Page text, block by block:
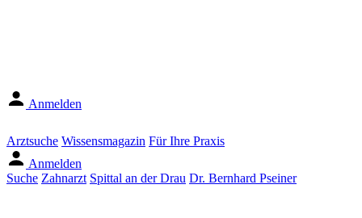
Anmelden
Arztsuche Wissensmagazin Für Ihre Praxis
Anmelden
Suche Zahnarzt Spittal an der Drau Dr. Bernhard Pseiner